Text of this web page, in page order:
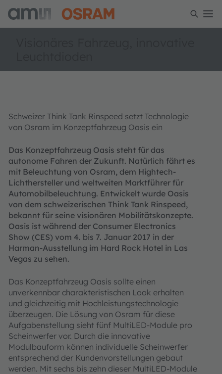
Schweizer Think Tank Rinspeed setzt Technologie
von Osram im Konzeptfahrzeug Oasis ein
Das Konzeptfahrzeug Oasis steht für das
autonome Fahren der Zukunft. Natürlich fährt es
mit Beleuchtung von Osram, dem Hightech-
Lichthersteller und weltweiten Marktführer für
Automobilbeleuchtung. Entwickelt wurde Oasis
von dem schweizerischen Think Tank Rinspeed,
bekannt für seine visionären Mobilitätskonzepte.
Oasis ist während der Consumer Electronics
Show (CES) vom 4. bis 7. Januar 2017 in der
Harman-Ausstellung im Hard Rock Hotel in Las
Vegas zu sehen.
Das Konzeptfahrzeug Oasis sollte einen
unverkennbar charakteristischen Look erhalten
und gleichzeitig mit Hochleistungstechnologie
überzeugen. Die Lösung von Osram für diese
Aufgabenstellung sieht fünf MultiLED-Module pro
Scheinwerfer vor. Durch die innovative
Modulbauform können individuelle Scheinwerfer
entsprechend der Kundenvorstellungen gebaut
werden. Mit sechs bis zehn dieser MultiLED-Module